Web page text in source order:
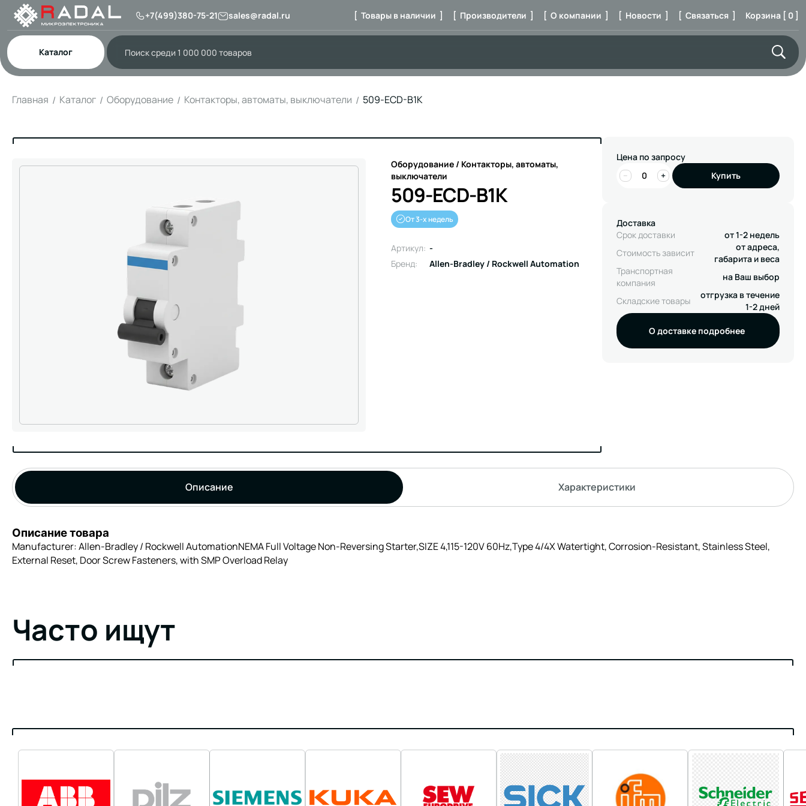
+7(499)380-75-21 sales@radal.ru [ Товары в наличии ] [ Производители ] [ О компании ] [ Новости ] [ Связаться ] Корзина [ 0 ]
Каталог
Главная Каталог Оборудование Контакторы, автоматы, выключатели 509-ECD-B1K
Оборудование / Контакторы, автоматы,
выключатели
509-ECD-B1K
От 3-х недель
Артикул: -
Бренд:
Allen-Bradley / Rockwell Automation
Цена по запросу
−
+ Купить
Доставка
Срок доставки
от 1-2 недель
Стоимость зависит
от адреса,
габарита и веса
Транспортная
компания
на Ваш выбор
Складские товары
отгрузка в течение
1-2 дней
О доставке подробнее
Описание Характеристики
Описание товара
Manufacturer: Allen-Bradley / Rockwell AutomationNEMA Full Voltage Non-Reversing Starter,SIZE 4,115-120V 60Hz,Type 4/4X Watertight, Corrosion-Resistant, Stainless Steel,
External Reset, Door Screw Fasteners, with SMP Overload Relay
Часто ищут